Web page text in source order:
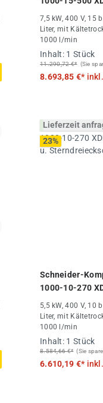
u.
7,5 kW, 400 V, 15
Liter, mit
1000 l/min
Inhalt: 1 Stück
11.290,72 €* (Sie
8.693,85 €*
Lieferzeit
23%
Schneider-
1000-10-270
u.
5,5 kW, 400 V, 10
Liter, mit
1000 l/min
Inhalt: 1 Stück
8.584,66 €* (Sie
6.610,19 €*